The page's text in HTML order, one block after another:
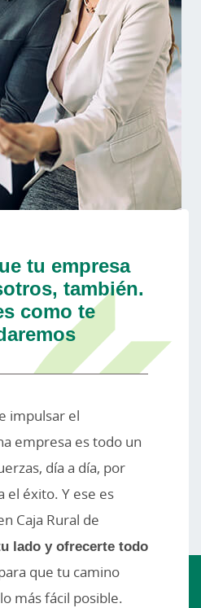
tu empresa
también.
como te
impulsar el
empresa es todo un
día a día, por
el éxito. Y ese es
Caja Rural de
lado y ofrecerte todo
que tu camino
más fácil posible.